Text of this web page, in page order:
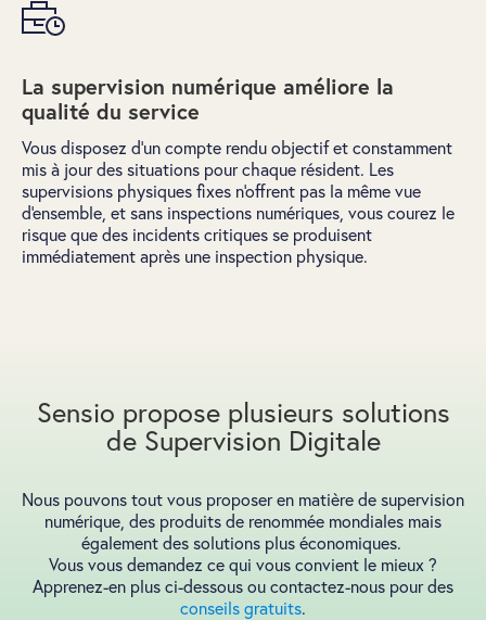
La supervision numérique améliore la
qualité du service
Vous disposez d’un compte rendu objectif et constamment
mis à jour des situations pour chaque résident. Les
supervisions physiques fixes n'offrent pas la même vue
d'ensemble, et sans inspections numériques, vous courez le
risque que des incidents critiques se produisent
immédiatement après une inspection physique.
Sensio propose plusieurs solutions
de Supervision Digitale
Nous pouvons tout vous proposer en matière de supervision
numérique, des produits de renommée mondiales mais
également des solutions plus économiques.
Vous vous demandez ce qui vous convient le mieux ?
Apprenez-en plus ci-dessous ou contactez-nous pour des
conseils gratuits.